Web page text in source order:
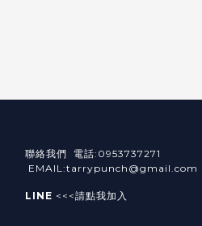
聯絡我們 電話:0953737271
EMAIL:tarrypunch@gmail.com
LINE <<<請點我加入